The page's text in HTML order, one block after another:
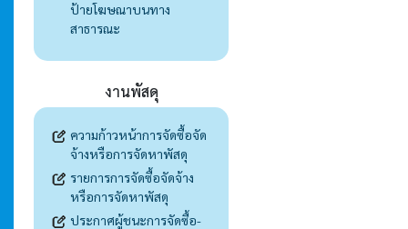
ป้ายโฆษณาบนทาง
สาธารณะ
งานพัสดุ
ความก้าวหน้าการจัดซื้อจัด
จ้างหรือการจัดหาพัสดุ
รายการการจัดซื้อจัดจ้าง
หรือการจัดหาพัสดุ
ประกาศผู้ชนะการจัดซื้อ-